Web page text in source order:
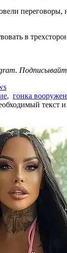
переговоры,
в
, гонка
текст